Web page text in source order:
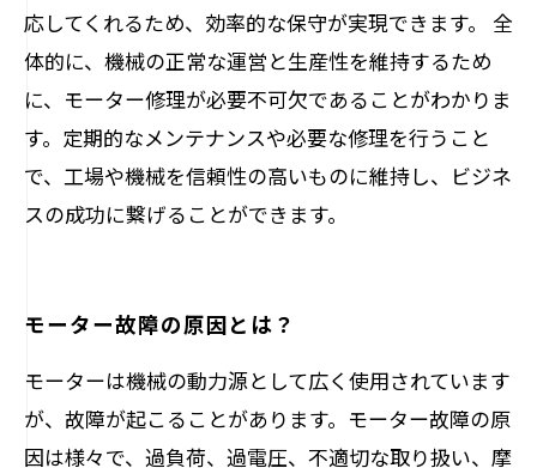
応してくれるため、効率的な保守が実現できます。 全
体的に、機械の正常な運営と生産性を維持するため
に、モーター修理が必要不可欠であることがわかりま
す。定期的なメンテナンスや必要な修理を行うこと
で、工場や機械を信頼性の高いものに維持し、ビジネ
スの成功に繋げることができます。
モーター故障の原因とは？
モーターは機械の動力源として広く使用されています
が、故障が起こることがあります。モーター故障の原
因は様々で、過負荷、過電圧、不適切な取り扱い、摩